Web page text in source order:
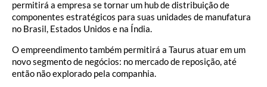
permitirá a empresa se tornar um hub de distribuição de
componentes estratégicos para suas unidades de manufatura
no Brasil, Estados Unidos e na Índia.
O empreendimento também permitirá a Taurus atuar em um
novo segmento de negócios: no mercado de reposição, até
então não explorado pela companhia.